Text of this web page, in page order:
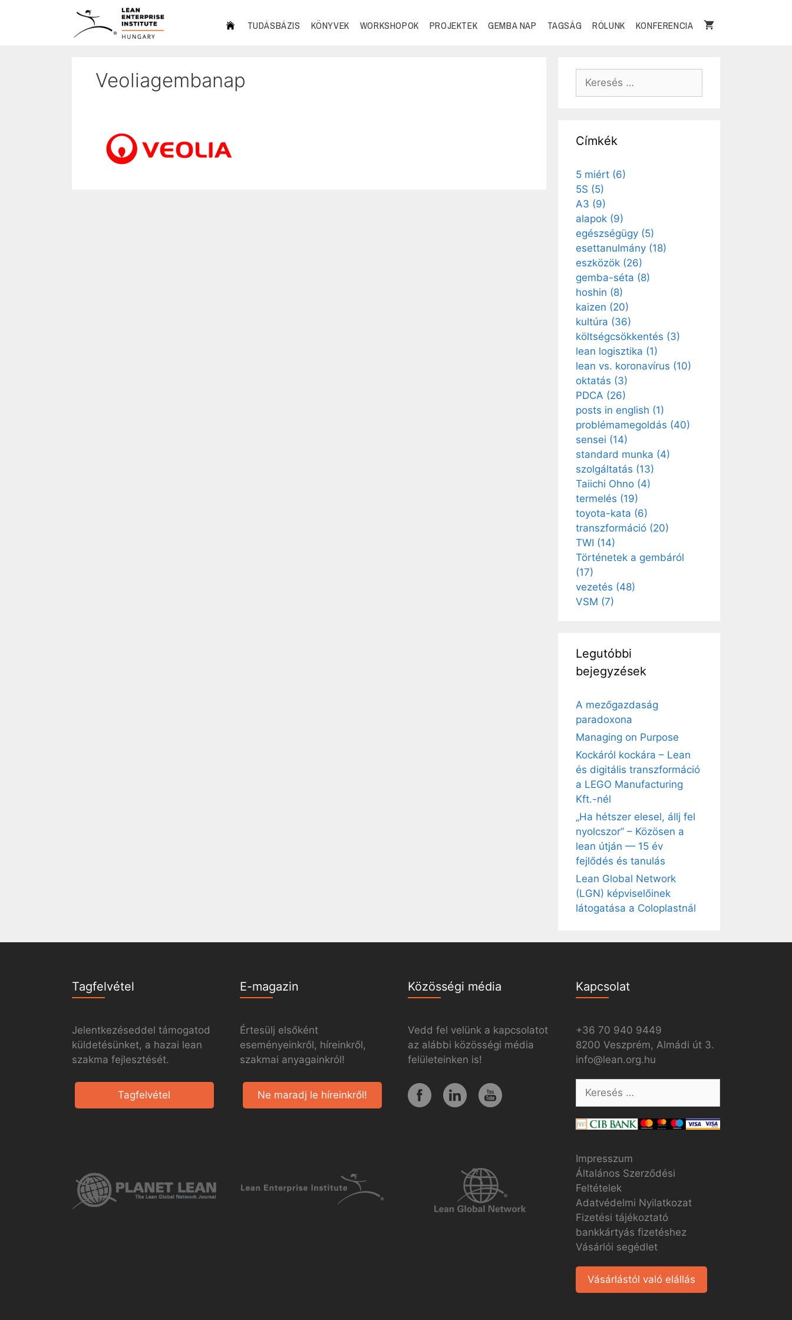
TUDÁSBÁZIS KÖNYVEK WORKSHOPOK PROJEKTEK GEMBA NAP TAGSÁG RÓLUNK KONFERENCIA
Veoliagembanap
Címkék
5 miért (6)
5S (5)
A3 (9)
alapok (9)
egészségügy (5)
esettanulmány (18)
eszközök (26)
gemba-séta (8)
hoshin (8)
kaizen (20)
kultúra (36)
költségcsökkentés (3)
lean logisztika (1)
lean vs. koronavírus (10)
oktatás (3)
PDCA (26)
posts in english (1)
problémamegoldás (40)
sensei (14)
standard munka (4)
szolgáltatás (13)
Taiichi Ohno (4)
termelés (19)
toyota-kata (6)
transzformáció (20)
TWI (14)
Történetek a gembáról
(17)
vezetés (48)
VSM (7)
Legutóbbi
bejegyzések
A mezőgazdaság
paradoxona
Managing on Purpose
Kockáról kockára – Lean
és digitális transzformáció
a LEGO Manufacturing
Kft.-nél
„Ha hétszer elesel, állj fel
nyolcszor” – Közösen a
lean útján — 15 év
fejlődés és tanulás
Lean Global Network
(LGN) képviselőinek
látogatása a Coloplastnál
Tagfelvétel
Jelentkezéseddel támogatod
küldetésünket, a hazai lean
szakma fejlesztését.
Tagfelvétel
E-magazin
Értesülj elsőként
eseményeinkről, híreinkről,
szakmai anyagainkról!
Ne maradj le híreinkről!
Közösségi média
Vedd fel velünk a kapcsolatot
az alábbi közösségi média
felületeinken is!
Kapcsolat
+36 70 940 9449
8200 Veszprém, Almádi út 3.
info@lean.org.hu
Impresszum
Általános Szerződési
Feltételek
Adatvédelmi Nyilatkozat
Fizetési tájékoztató
bankkártyás fizetéshez
Vásárlói segédlet
Vásárlástól való elállás